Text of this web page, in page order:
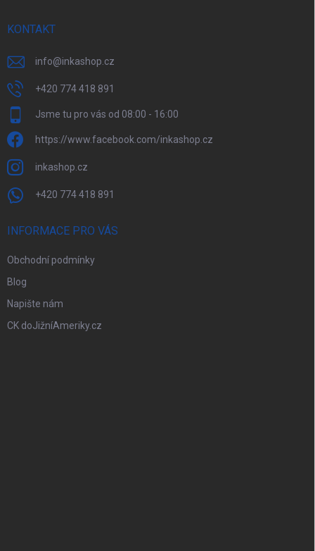
KONTAKT
info@inkashop.cz
+420 774 418 891
Jsme tu pro vás od 08:00 - 16:00
https://www.facebook.com/inkashop.cz
inkashop.cz
+420 774 418 891
INFORMACE PRO VÁS
Obchodní podmínky
Blog
Napište nám
CK doJižníAmeriky.cz